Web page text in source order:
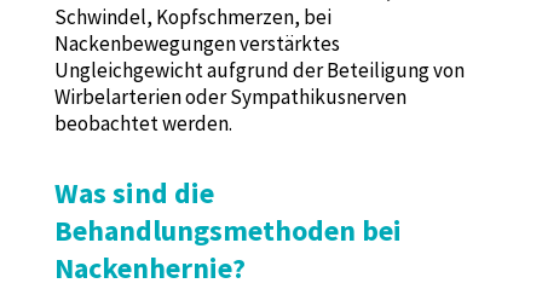
Schwindel, Kopfschmerzen, bei
Nackenbewegungen verstärktes
Ungleichgewicht aufgrund der Beteiligung von
Wirbelarterien oder Sympathikusnerven
beobachtet werden.
Was sind die
Behandlungsmethoden bei
Nackenhernie?